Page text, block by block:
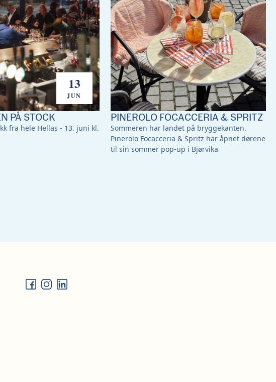
13
JUN
PÅ STOCK
fra hele Hellas - 13. juni kl.
PINEROLO FOCACCERIA & SPRITZ
Sommeren har landet på bryggekanten.
Pinerolo Focacceria & Spritz har åpnet dørene
til sin sommer pop-up i Bjørvika